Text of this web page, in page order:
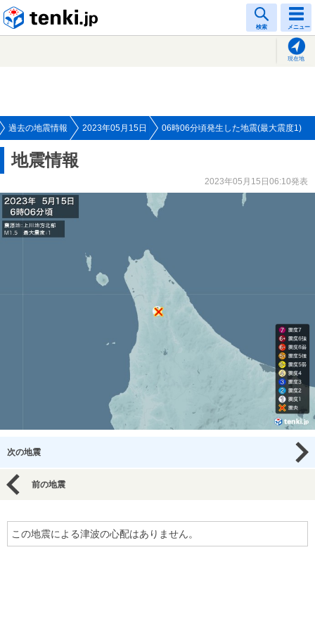
検索 メニュー
現在地
過去の地震情報 2023年05月15日 06時06分頃発生した地震(最大震度1)
地震情報
2023年05月15日06:10発表
次の地震
前の地震
この地震による津波の心配はありません。